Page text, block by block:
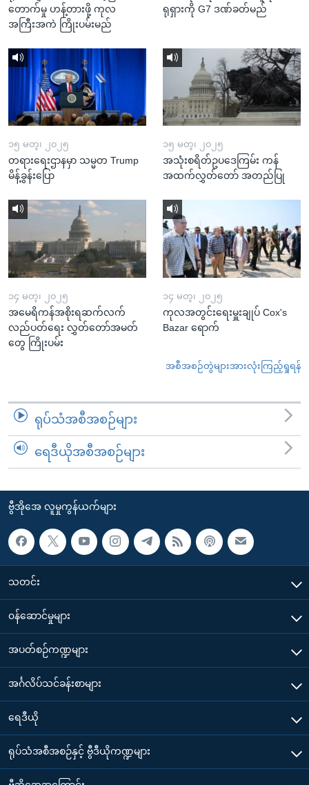
တောက်မှု ဟန့်တားဖို့ ကုလ
အကြီးအကဲ ကြိုးပမ်းမည်
ရုရှားကို G7 ဒဏ်ခတ်မည်
၁၅ မတ္၊ ၂၀၂၅
တရားရေးဌာနမှာ သမ္မတ Trump
မိန့်ခွန်းပြော
၁၅ မတ္၊ ၂၀၂၅
အသုံးစရိတ်ဥပဒေကြမ်း ကန်
အထက်လွှတ်တော် အတည်ပြု
၁၄ မတ္၊ ၂၀၂၅
အမေရိကန်အစိုးရဆက်လက်
လည်ပတ်ရေး လွှတ်တော်အမတ်
တွေ ကြိုးပမ်း
၁၄ မတ္၊ ၂၀၂၅
ကုလအတွင်းရေးမှူးချုပ် Cox's
Bazar ရောက်
အစီအစဉ်တွဲများအားလုံးကြည့်ရှုရန်
ရုပ်သံအစီအစဉ်များ
ရေဒီယိုအစီအစဉ်များ
ဗွီအိုအေ လူမှုကွန်ယက်များ
သတင်း
၀န်ဆောင်မှုများ
အပတ်စဉ်ကဏ္ဍများ
အင်္ဂလိပ်သင်ခန်းစာများ
ရေဒီယို
ရုပ်သံအစီအစဉ်နှင့် ဗွီဒီယိုကဏ္ဍများ